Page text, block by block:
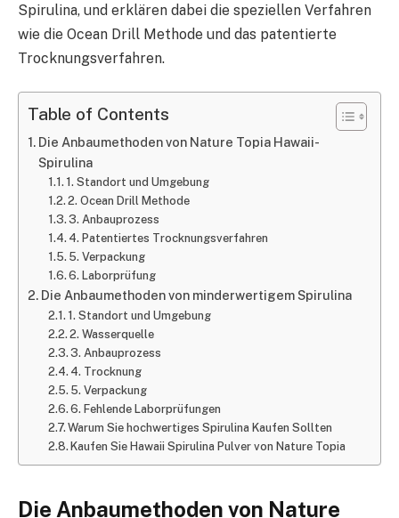
Spirulina, und erklären dabei die speziellen Verfahren
wie die Ocean Drill Methode und das patentierte
Trocknungsverfahren.
Table of Contents
Die Anbaumethoden von Nature Topia Hawaii-
Spirulina
1. Standort und Umgebung
2. Ocean Drill Methode
3. Anbauprozess
4. Patentiertes Trocknungsverfahren
5. Verpackung
6. Laborprüfung
Die Anbaumethoden von minderwertigem Spirulina
1. Standort und Umgebung
2. Wasserquelle
3. Anbauprozess
4. Trocknung
5. Verpackung
6. Fehlende Laborprüfungen
Warum Sie hochwertiges Spirulina Kaufen Sollten
Kaufen Sie Hawaii Spirulina Pulver von Nature Topia
Die Anbaumethoden von Nature